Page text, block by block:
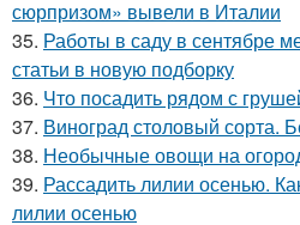
сюрпризом» вывели в Италии
35. Работы в саду в сентябре
статьи в новую подборку
36. Что посадить рядом с
37. Виноград столовый сорта.
38. Необычные овощи на
39. Рассадить лилии осенью.
лилии осенью